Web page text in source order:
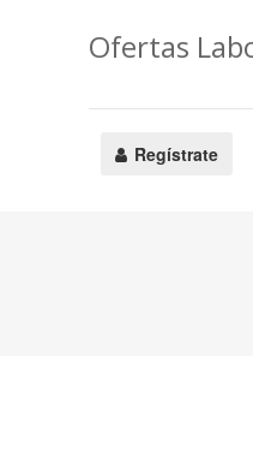
Ofertas
Regístrate